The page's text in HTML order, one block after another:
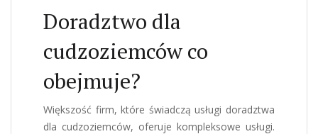
Doradztwo dla
cudzoziemców co
obejmuje?
Większość firm, które świadczą usługi doradztwa
dla cudzoziemców, oferuje kompleksowe usługi.